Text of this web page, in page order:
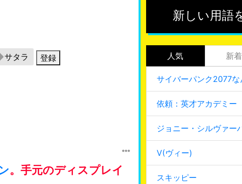
サタラ 登録
。手元のディスプレイ
新しい用語
人気 新着
サイバーパンク2077な
依頼：英才アカデミー
ジョニー・シルヴァー
V(ヴィー)
スキッピー